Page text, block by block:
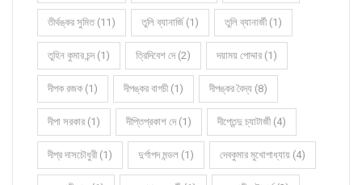
তীর্থঙ্কর সুমিত (11) তুলি ব্যানার্জি (1) তুলি ব্যানার্জী (1)
তুহিন কুমার চন্দ (1) ত্রিদিবেশ দে (2) দয়াময় পোদ্দার (1)
দীপক রজক (1) দীপঙ্কর বাগচী (1) দীপঙ্কর বৈদ্য (8)
দীপা সরকার (1) দীপ্তিপ্রকাশ দে (1) দীপ্তেন্দু চ্যাটার্জী (4)
দীপ্র দাসচৌধুরী (1) দুর্গাপদ মন্ডল (1) দেবকুমার মুখোপাধ্যায় (4)